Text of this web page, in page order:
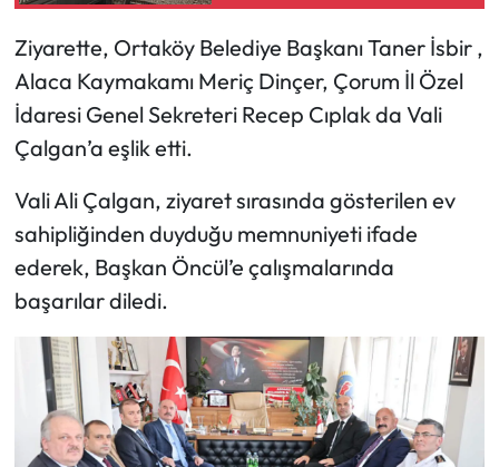
Ziyarette, Ortaköy Belediye Başkanı Taner İsbir ,
Alaca Kaymakamı Meriç Dinçer, Çorum İl Özel
İdaresi Genel Sekreteri Recep Cıplak da Vali
Çalgan’a eşlik etti.
Vali Ali Çalgan, ziyaret sırasında gösterilen ev
sahipliğinden duyduğu memnuniyeti ifade
ederek, Başkan Öncül’e çalışmalarında
başarılar diledi.
Mecitözü Haberleri
Oğuzlar Haberleri
Osmancık Haberleri
Otomotiv
Resmi İlan
Resmi Reklam
Sağlık